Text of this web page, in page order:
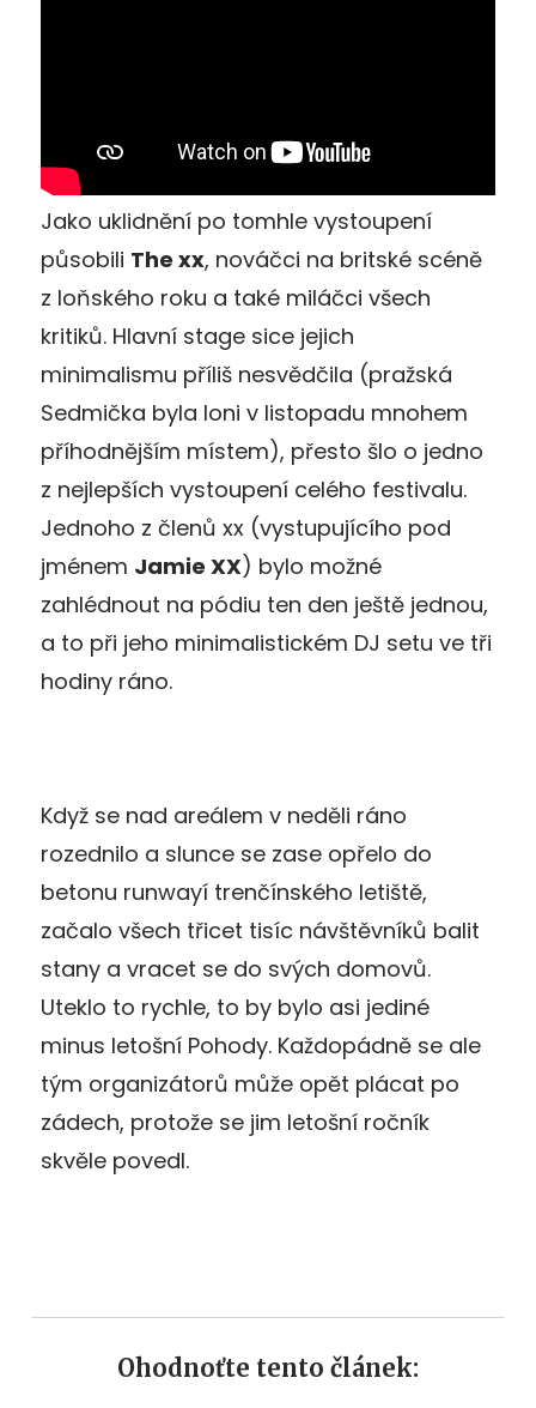
Jako uklidnění po tomhle vystoupení
působili The xx, nováčci na britské scéně
z loňského roku a také miláčci všech
kritiků. Hlavní stage sice jejich
minimalismu příliš nesvědčila (pražská
Sedmička byla loni v listopadu mnohem
příhodnějším místem), přesto šlo o jedno
z nejlepších vystoupení celého festivalu.
Jednoho z členů xx (vystupujícího pod
jménem Jamie XX) bylo možné
zahlédnout na pódiu ten den ještě jednou,
a to při jeho minimalistickém DJ setu ve tři
hodiny ráno.
Když se nad areálem v neděli ráno
rozednilo a slunce se zase opřelo do
betonu runwayí trenčínského letiště,
začalo všech třicet tisíc návštěvníků balit
stany a vracet se do svých domovů.
Uteklo to rychle, to by bylo asi jediné
minus letošní Pohody. Každopádně se ale
tým organizátorů může opět plácat po
zádech, protože se jim letošní ročník
skvěle povedl.
Ohodnoťte tento článek: